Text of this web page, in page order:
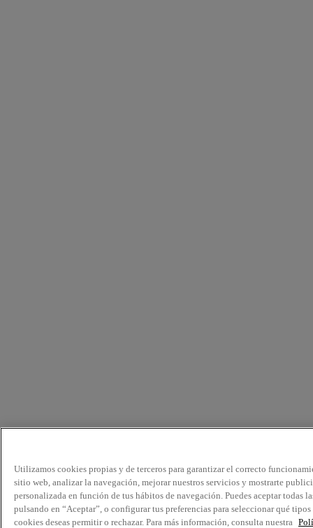
Utilizamos cookies propias y de terceros para garantizar el correcto
sitio web, analizar la navegación, mejorar nuestros servicios y mostrarte
personalizada en función de tus hábitos de navegación. Puedes aceptar todas
pulsando en “Aceptar”, o configurar tus preferencias para seleccionar qué tipos
cookies deseas permitir o rechazar. Para más información, consulta nuestra